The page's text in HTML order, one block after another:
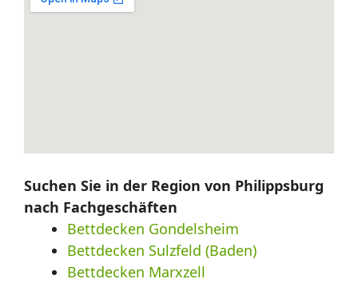
Suchen Sie in der Region von Philippsburg
nach Fachgeschäften
Bettdecken Gondelsheim
Bettdecken Sulzfeld (Baden)
Bettdecken Marxzell